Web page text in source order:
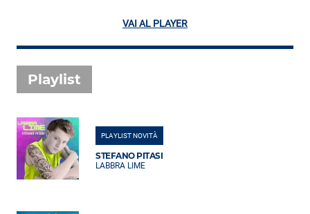
VAI AL PLAYER
Playlist
PLAYLIST NOVITÀ
STEFANO PITASI
LABBRA LIME